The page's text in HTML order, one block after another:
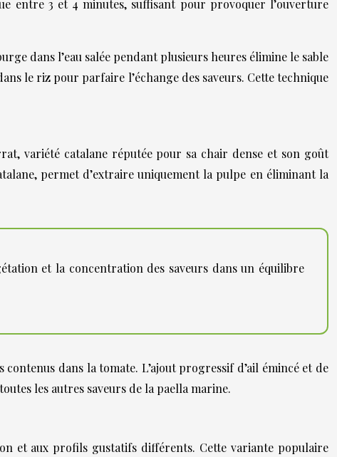
entre 3 et 4 minutes, suffisant pour provoquer l’ouverture
dans l’eau salée pendant plusieurs heures élimine le sable
le riz pour parfaire l’échange des saveurs. Cette technique
variété catalane réputée pour sa chair dense et son goût
permet d’extraire uniquement la pulpe en éliminant la
et la concentration des saveurs dans un équilibre
dans la tomate. L’ajout progressif d’ail émincé et de
les autres saveurs de la paella marine.
et aux profils gustatifs différents. Cette variante populaire